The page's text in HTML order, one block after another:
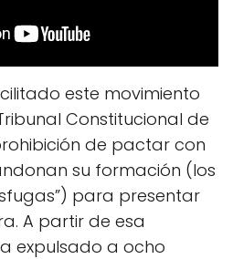
este movimiento
Constitucional de
de pactar con
su formación (los
para presentar
A partir de esa
expulsado a ocho